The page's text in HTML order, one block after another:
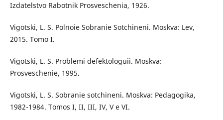
Izdatelstvo Rabotnik Prosveschenia, 1926.
Vigotski, L. S. Polnoie Sobranie Sotchineni. Moskva: Lev,
2015. Tomo I.
Vigotski, L. S. Problemi defektologuii. Moskva:
Prosveschenie, 1995.
Vigotski, L. S. Sobranie sotchineni. Moskva: Pedagogika,
1982-1984. Tomos I, II, III, IV, V e VI.